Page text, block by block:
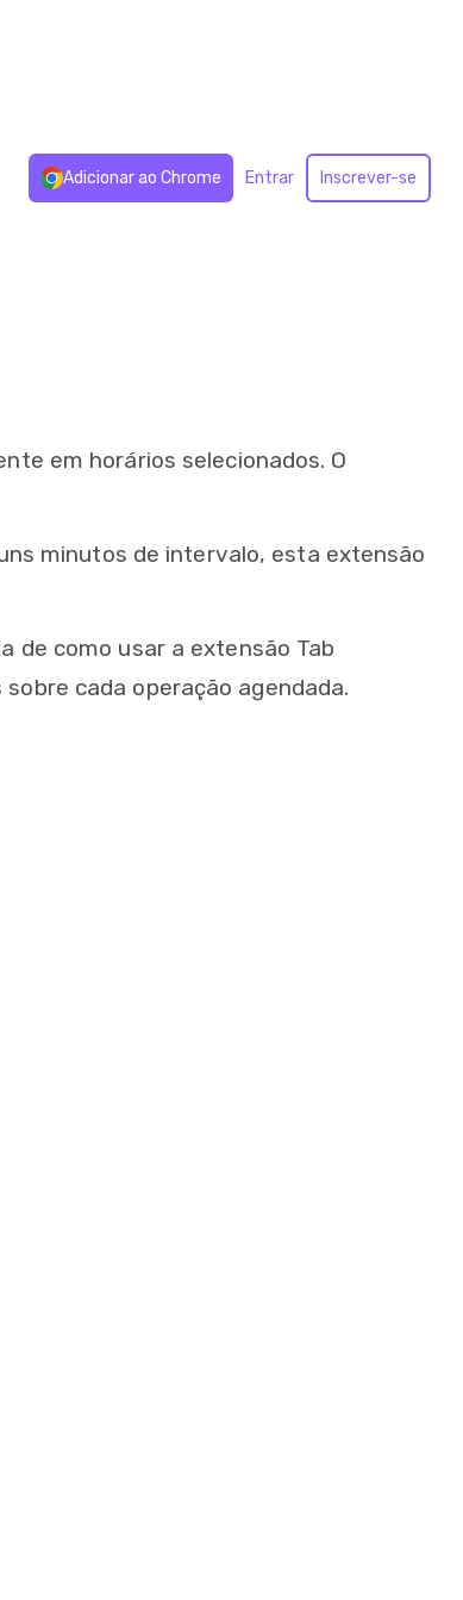
Adicionar ao Chrome Entrar Inscrever-se
em horários selecionados. O
minutos de intervalo, esta extensão
de como usar a extensão Tab
cada operação agendada.